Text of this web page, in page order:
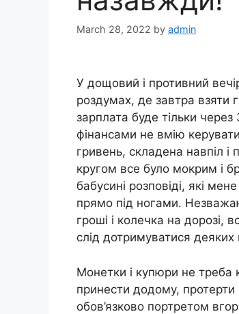
March 28, 2022 by admin
У дощовий і противний
роздумах, де завтра взяти
зарплата буде тільки
фінансами не вмію
гривень, складена навпіл
кругом все було мокрим і
бабусині розповіді, які
прямо під ногами.
гроші і колечка на дорозі,
слід дотримуватися
Монетки і купюри не треба
принести додому, протерти
обов’язково портретом